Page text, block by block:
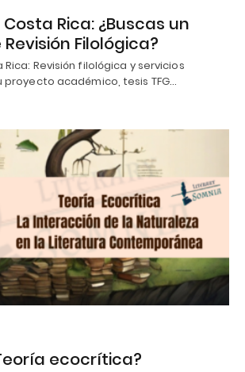
Rica: ¿Buscas un
Filológica?
Revisión filológica y servicios
académico, tesis TFG…
ecocrítica?